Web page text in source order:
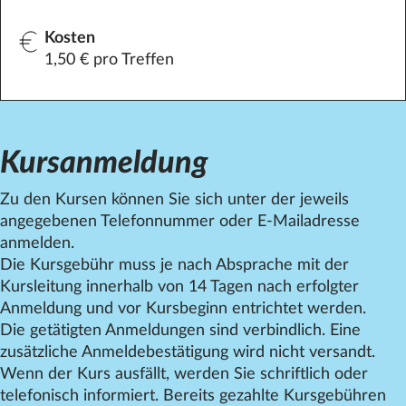
Kosten
1,50 € pro Treffen
Kursanmeldung
Zu den Kursen können Sie sich unter der jeweils
angegebenen Telefonnummer oder E-Mailadresse
anmelden.
Die Kursgebühr muss je nach Absprache mit der
Kursleitung innerhalb von 14 Tagen nach erfolgter
Anmeldung und vor Kursbeginn entrichtet werden.
Die getätigten Anmeldungen sind verbindlich. Eine
zusätzliche Anmeldebestätigung wird nicht versandt.
Wenn der Kurs ausfällt, werden Sie schriftlich oder
telefonisch informiert. Bereits gezahlte Kursgebühren